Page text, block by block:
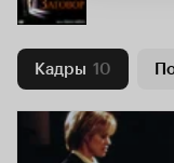
Кадры 10